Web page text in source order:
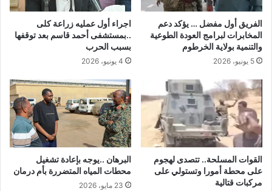
الفريق أول مفضل … يؤكد دعم
المخابرات لبرامج العودة الطوعية
والتنمية بولاية الخرطوم
5 يونيو، 2026
اجراء أول عمليه زراعة كلى
..بمستشفى أحمد قاسم بعد توقفها
بسبب الحرب
4 يونيو، 2026
القوات المسلحة.. تتصدى لهجوم
على محطة أمورا وتستولي على
مركبات قتالية
البرهان ..يوجه بإعادة تشغيل
محطات المياه المتضررة بأم درمان
23 مايو، 2026